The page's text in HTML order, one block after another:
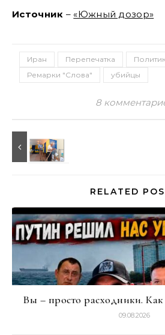
Источник – «Южный дозор»
Иран Перепечатка
Ремарки "Слова"
убийцы
8
RELATED
Вы – просто расходники. Как
09.08.2026